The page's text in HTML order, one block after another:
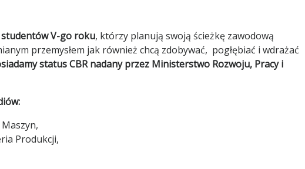
studentów V-go roku, którzy planują swoją ścieżkę zawodową
przemysłem jak również chcą zdobywać, pogłębiać i wdrażać
status CBR nadany przez Ministerstwo Rozwoju, Pracy i
Produkcji,